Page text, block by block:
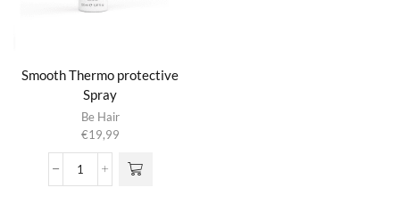
Smooth Thermo protective
Spray
Be Hair
€19,99
Smooth